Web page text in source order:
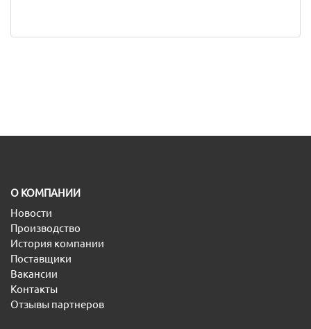
O КОМПАНИИ
Новости
Производство
История компании
Поставщики
Вакансии
Контакты
Отзывы партнеров